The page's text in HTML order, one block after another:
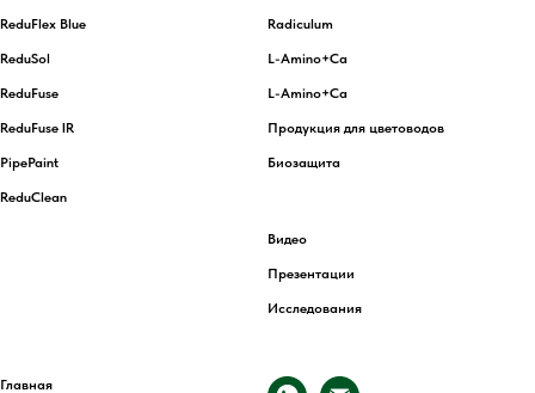
ReduFlex Blue
ReduSol
ReduFuse
ReduFuse IR
PipePaint
ReduClean
Radiculum
L-Amino+Ca
L-Amino+Ca
Продукция для цветоводов
Биозащита
Видео
Презентации
Исследования
Главная